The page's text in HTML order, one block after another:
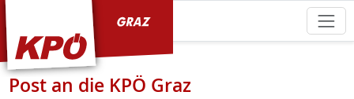
Post an die KPÖ Graz